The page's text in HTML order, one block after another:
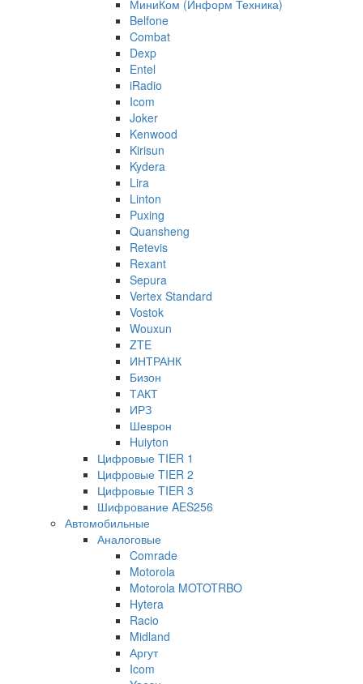
МиниКом (Информ Техника)
Belfone
Combat
Dexp
Entel
iRadio
Icom
Joker
Kenwood
Kirisun
Kydera
Lira
Linton
Puxing
Quansheng
Retevis
Rexant
Sepura
Vertex Standard
Vostok
Wouxun
ZTE
ИНТРАНК
Бизон
ТАКТ
ИРЗ
Шеврон
Huiyton
Цифровые TIER 1
Цифровые TIER 2
Цифровые TIER 3
Шифрование AES256
Автомобильные
Аналоговые
Comrade
Motorola
Motorola MOTOTRBO
Hytera
Racio
Midland
Аргут
Icom